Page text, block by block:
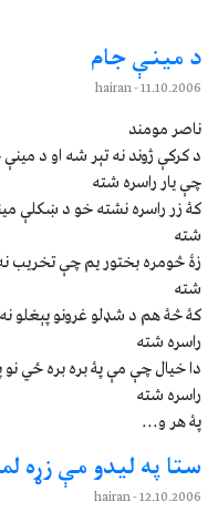
د مينې جام
11.10.2006
- hairan
ناصر مومند
د کرکې ژوند نه تېر شه او د
چې يار راسره شته
کۀ زر راسره نشته خو د ښکلې
شته
زۀ څومره بختور يم چې تخريب
شته
کۀ څۀ هم د شډلو غرونو پېغلو
راسره شته
دا خيال چې مې پۀ بره بره ځي
راسره شته
پۀ هر و...
ستا په ليدو مې زړه
12.10.2006
- hairan